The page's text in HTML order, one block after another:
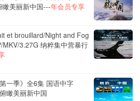
美丽新中国---年会员专享
et brouillard/Night and Fog
3.27G 纳粹集中营暴行
一季》全6集 国语中字
瞰美丽新中国